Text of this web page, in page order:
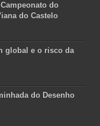
do
do Castelo
global e o risco da
do Desenho